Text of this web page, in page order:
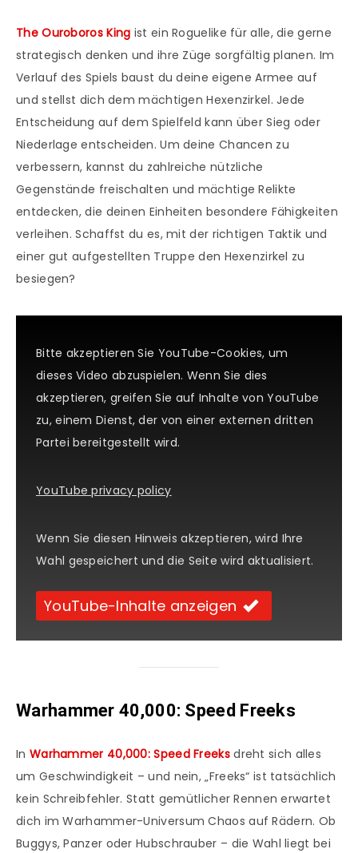
The Ouroboros King ist ein Roguelike für alle, die gerne
strategisch denken und ihre Züge sorgfältig planen. Im
Verlauf des Spiels baust du deine eigene Armee auf
und stellst dich dem mächtigen Hexenzirkel. Jede
Entscheidung auf dem Spielfeld kann über Sieg oder
Niederlage entscheiden. Um deine Chancen zu
verbessern, kannst du zahlreiche nützliche
Gegenstände freischalten und mächtige Relikte
entdecken, die deinen Einheiten besondere Fähigkeiten
verleihen. Schaffst du es, mit der richtigen Taktik und
einer gut aufgestellten Truppe den Hexenzirkel zu
besiegen?
Bitte akzeptieren Sie YouTube-Cookies, um
dieses Video abzuspielen. Wenn Sie dies
akzeptieren, greifen Sie auf Inhalte von YouTube
zu, einem Dienst, der von einer externen dritten
Partei bereitgestellt wird.
YouTube privacy policy
Wenn Sie diesen Hinweis akzeptieren, wird Ihre
Wahl gespeichert und die Seite wird aktualisiert.
YouTube-Inhalte anzeigen
Warhammer 40,000: Speed Freeks
In Warhammer 40,000: Speed Freeksdreht sich alles
um Geschwindigkeit – und nein, „Freeks“ ist tatsächlich
kein Schreibfehler. Statt gemütlicher Rennen erwartet
dich im Warhammer-Universum Chaos auf Rädern. Ob
Buggys, Panzer oder Hubschrauber – die Wahl liegt bei